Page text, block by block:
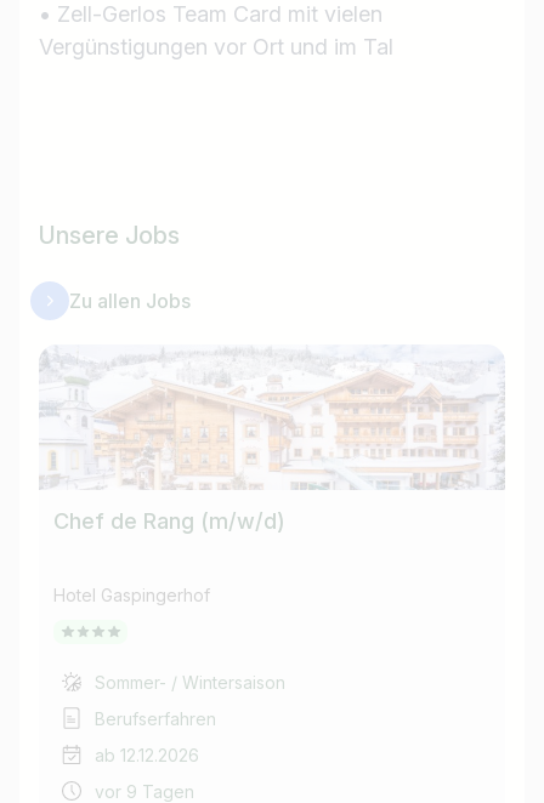
• Zell-Gerlos Team Card mit vielen
Vergünstigungen vor Ort und im Tal
Unsere Jobs
Zu allen Jobs
Chef de Rang (m/w/d)
Hotel Gaspingerhof
Sommer- / Wintersaison
Berufserfahren
ab 12.12.2026
vor 9 Tagen